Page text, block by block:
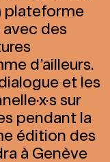
plateforme
des
d’ailleurs.
et les
sur
pendant la
édition des
à Genève